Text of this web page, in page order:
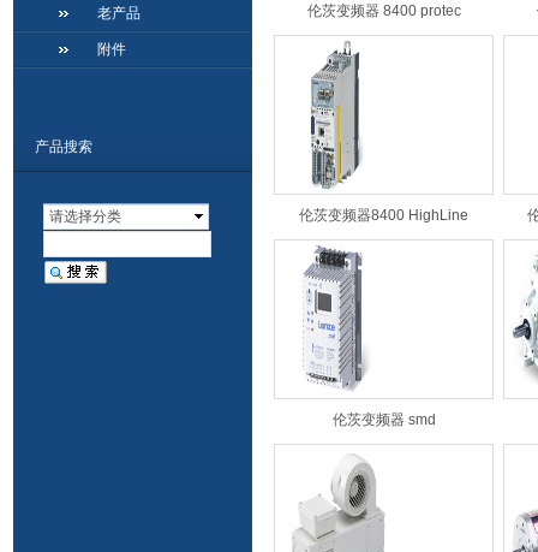
产品搜索
请选择分类
伦茨变频器 8400 protec
伦茨变频器8400 HighLine
伦茨变频器 smd
老产品
附件